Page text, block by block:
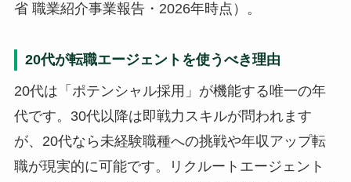
省 職業紹介事業報告・2026年時点）。
20代が転職エージェントを使うべき理由
20代は「ポテンシャル採用」が機能する唯一の年
代です。30代以降は即戦力スキルが問われます
が、20代なら未経験職種への挑戦や年収アップ転
職が現実的に可能です。リクルートエージェント